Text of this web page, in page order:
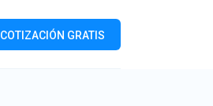
COTIZACIÓN GRATIS